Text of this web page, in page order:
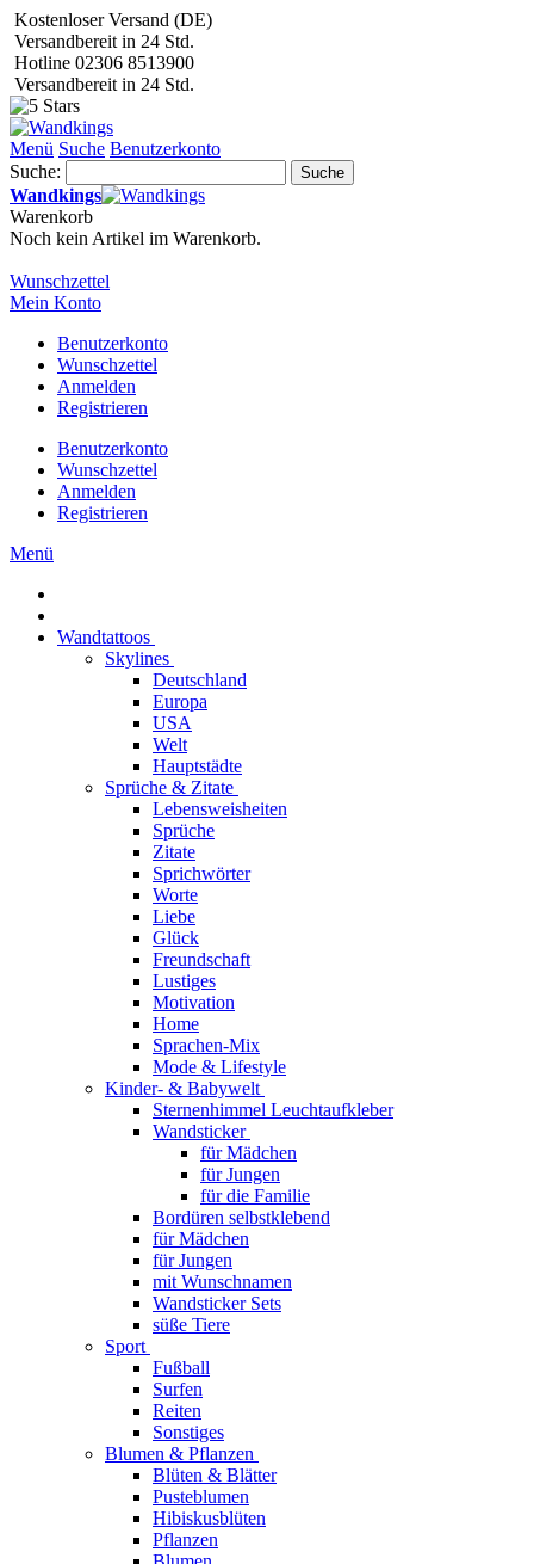
Kostenloser Versand (DE)
Versandbereit in 24 Std.
Hotline 02306 8513900
Versandbereit in 24 Std.
Menü Suche Benutzerkonto
Suche:
Suche
Wandkings
Warenkorb
Noch kein Artikel im Warenkorb.
Wunschzettel
Mein Konto
Benutzerkonto
Wunschzettel
Anmelden
Registrieren
Benutzerkonto
Wunschzettel
Anmelden
Registrieren
Menü
Wandtattoos
Skylines
Deutschland
Europa
USA
Welt
Hauptstädte
Sprüche & Zitate
Lebensweisheiten
Sprüche
Zitate
Sprichwörter
Worte
Liebe
Glück
Freundschaft
Lustiges
Motivation
Home
Sprachen-Mix
Mode & Lifestyle
Kinder- & Babywelt
Sternenhimmel Leuchtaufkleber
Wandsticker
für Mädchen
für Jungen
für die Familie
Bordüren selbstklebend
für Mädchen
für Jungen
mit Wunschnamen
Wandsticker Sets
süße Tiere
Sport
Fußball
Surfen
Reiten
Sonstiges
Blumen & Pflanzen
Blüten & Blätter
Pusteblumen
Hibiskusblüten
Pflanzen